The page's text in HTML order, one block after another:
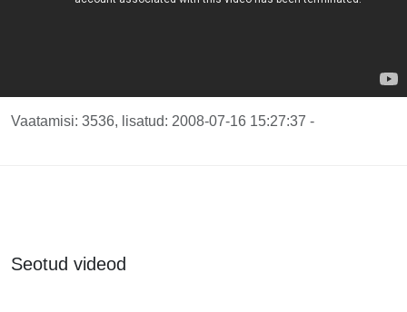
Vaatamisi: 3536, lisatud: 2008-07-16 15:27:37 -
Seotud videod